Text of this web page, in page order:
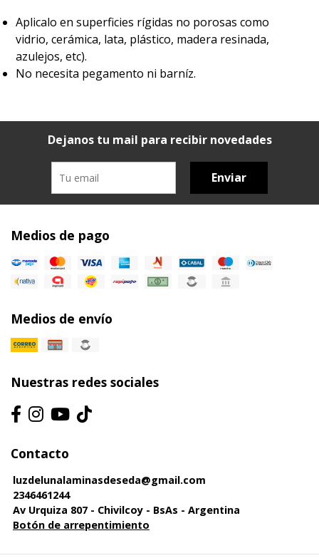
Aplicalo en superficies rígidas no porosas como
vidrio, cerámica, lata, plástico, madera resinada,
azulejos, etc).
No necesita pegamento ni barníz.
Dejanos tu mail para recibir novedades
Enviar
Medios de pago
Medios de envío
Nuestras redes sociales
Contacto
luzdelunalaminasdeseda@gmail.com
2346461244
Av Urquiza 807 - Chivilcoy - BsAs - Argentina
Botón de arrepentimiento